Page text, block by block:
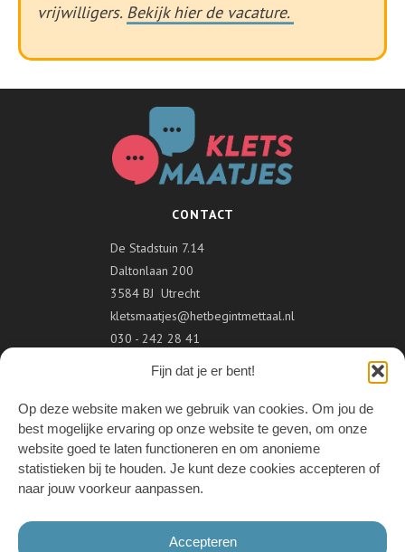
Fijn dat je er bent!
Op deze website maken we gebruik van cookies. Om jou de
best mogelijke ervaring op onze website te geven, om onze
website goed te laten functioneren en om anonieme
statistieken bij te houden. Je kunt deze cookies accepteren of
naar jouw voorkeur aanpassen.
Accepteren
vrijwilligers. Bekijk hier de vacature.
CONTACT
De Stadstuin 7.14
Daltonlaan 200
3584 BJ Utrecht
kletsmaatjes@hetbegintmettaal.nl
030 - 242 28 41
VOLG ONS